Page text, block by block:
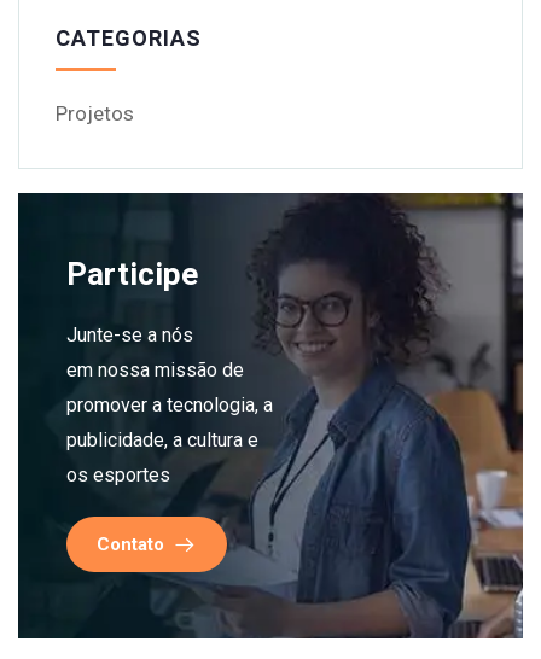
CATEGORIAS
Projetos
Participe
Junte-se a nós
em nossa missão de
promover a tecnologia, a
publicidade, a cultura e
os esportes
Contato